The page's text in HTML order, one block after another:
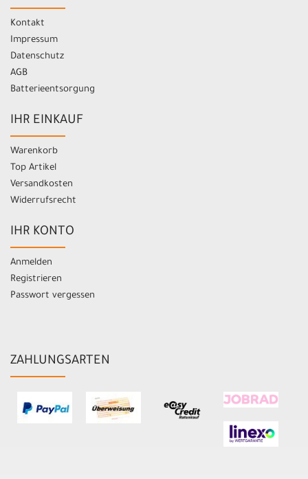
Kontakt
Impressum
Datenschutz
AGB
Batterieentsorgung
IHR EINKAUF
Warenkorb
Top Artikel
Versandkosten
Widerrufsrecht
IHR KONTO
Anmelden
Registrieren
Passwort vergessen
ZAHLUNGSARTEN